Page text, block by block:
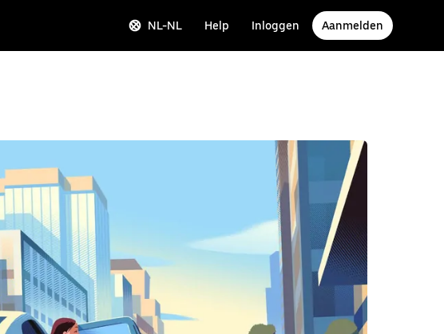
NL-NL Help Inloggen Aanmelden